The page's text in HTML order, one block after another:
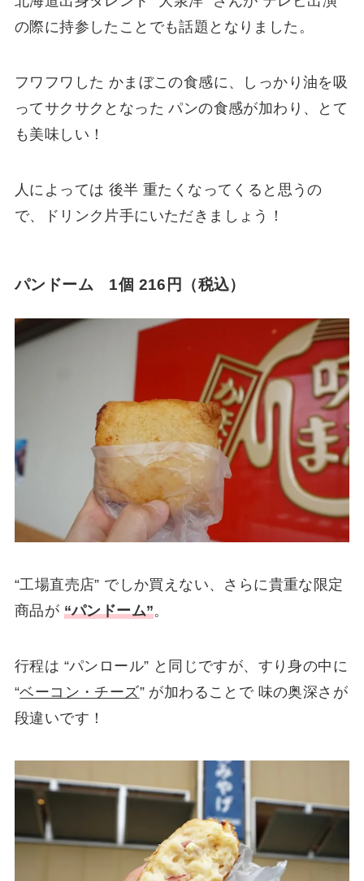
の際に持参したことでも話題となりました。
フワフワした かまぼこの食感に、しっかり油を吸
ってサクサクとなった パンの食感が加わり、とて
も美味しい！
人によっては 後半 重たくなってくると思うの
で、ドリンク片手にいただきましょう！
パンドーム 1個 216円（税込）
“工場直売店” でしか買えない、さらに貴重な限定
商品が “パンドーム”。
行程は “パンロール” と同じですが、すり身の中に
“ベーコン・チーズ” が加わることで 味の奥深さが
段違いです！